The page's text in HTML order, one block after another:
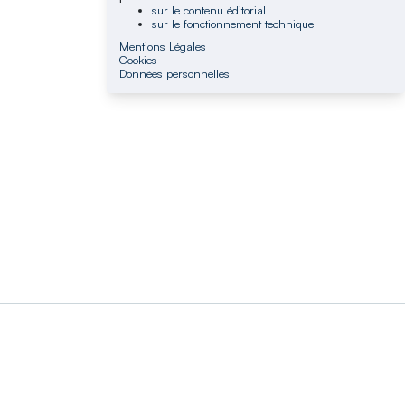
sur le contenu éditorial
sur le fonctionnement technique
Mentions Légales
Cookies
Données personnelles